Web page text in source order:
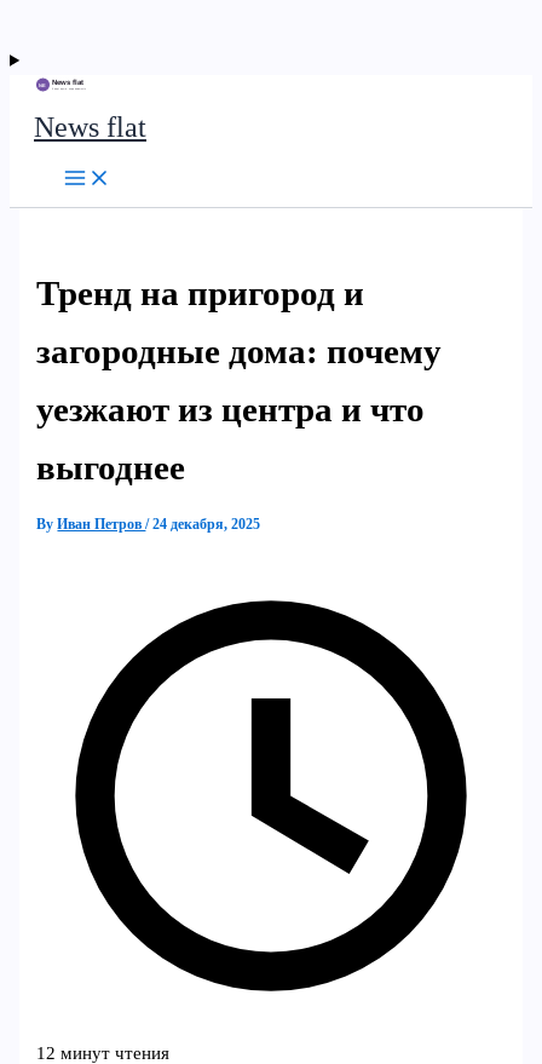
News flat
Тренд на пригород и
загородные дома: почему
уезжают из центра и что
выгоднее
ByИван Петров/24 декабря, 2025
12 минут чтения